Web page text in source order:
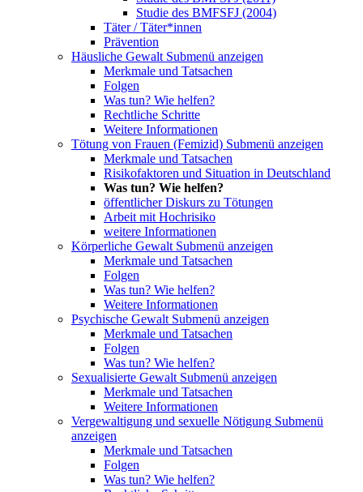
Studie des BMFSFJ (2004)
Täter / Täter*innen
Prävention
Häusliche Gewalt Submenü anzeigen
Merkmale und Tatsachen
Folgen
Was tun? Wie helfen?
Rechtliche Schritte
Weitere Informationen
Tötung von Frauen (Femizid) Submenü anzeigen
Merkmale und Tatsachen
Risikofaktoren und Situation in Deutschland
Was tun? Wie helfen?
öffentlicher Diskurs zu Tötungen
Arbeit mit Hochrisiko
weitere Informationen
Körperliche Gewalt Submenü anzeigen
Merkmale und Tatsachen
Folgen
Was tun? Wie helfen?
Weitere Informationen
Psychische Gewalt Submenü anzeigen
Merkmale und Tatsachen
Folgen
Was tun? Wie helfen?
Sexualisierte Gewalt Submenü anzeigen
Merkmale und Tatsachen
Weitere Informationen
Vergewaltigung und sexuelle Nötigung Submenü
anzeigen
Merkmale und Tatsachen
Folgen
Was tun? Wie helfen?